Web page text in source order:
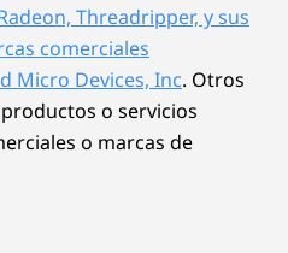
Threadripper, y sus
comerciales
Micro Devices, Inc. Otros
o servicios
o marcas de